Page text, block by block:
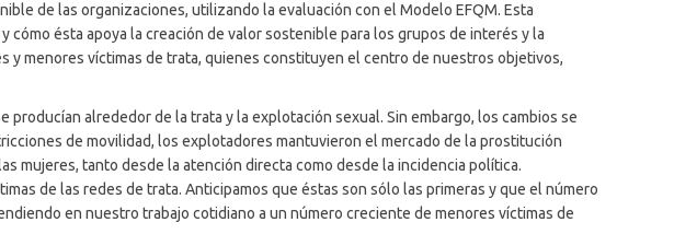
de las organizaciones, utilizando la evaluación con el Modelo EFQM. Esta
ésta apoya la creación de valor sostenible para los grupos de interés y la
y menores víctimas de trata, quienes constituyen el centro de nuestros objetivos,
producían alrededor de la trata y la explotación sexual. Sin embargo, los cambios se
de movilidad, los explotadores mantuvieron el mercado de la prostitución
mujeres, tanto desde la atención directa como desde la incidencia política.
de las redes de trata. Anticipamos que éstas son sólo las primeras y que el número
en nuestro trabajo cotidiano a un número creciente de menores víctimas de